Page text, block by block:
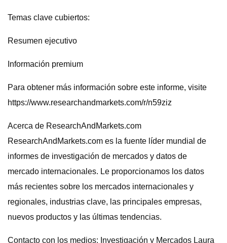
Temas clave cubiertos:
Resumen ejecutivo
Información premium
Para obtener más información sobre este informe, visite
https://www.researchandmarkets.com/r/n59ziz
Acerca de ResearchAndMarkets.com
ResearchAndMarkets.com es la fuente líder mundial de
informes de investigación de mercados y datos de
mercado internacionales. Le proporcionamos los datos
más recientes sobre los mercados internacionales y
regionales, industrias clave, las principales empresas,
nuevos productos y las últimas tendencias.
Contacto con los medios: Investigación y Mercados Laura